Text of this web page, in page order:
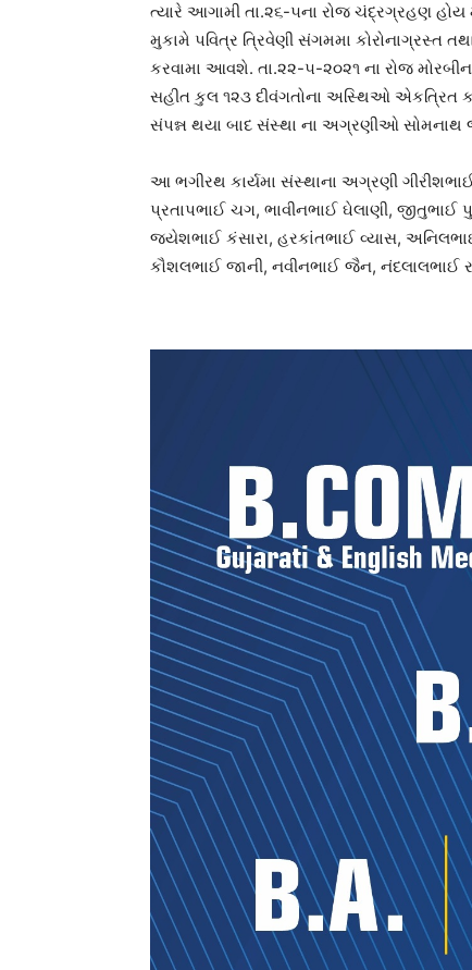
ત્યારે આગામી તા.૨૬-૫ના રોજ ચંદ્રગ્રહણ હોય
મુકામે પવિત્ર ત્રિવેણી સંગમમા કોરોનાગ્રસ્ત
કરવામા આવશે. તા.૨૨-૫-૨૦૨૧ ના રોજ
સહીત કુલ ૧૨૩ દીવંગતોના અસ્થિઓ એકત્રિત
સંપન્ન થયા બાદ સંસ્થા ના અગ્રણીઓ સોમનાથ
આ ભગીરથ કાર્યમા સંસ્થાના અગ્રણી
પ્રતાપભાઈ ચગ, ભાવીનભાઈ ઘેલાણી, જીતુભાઈ
જયેશભાઈ કંસારા, હરકાંતભાઈ વ્યાસ,
કૌશલભાઈ જાની, નવીનભાઈ જૈન, નંદલાલભાઈ